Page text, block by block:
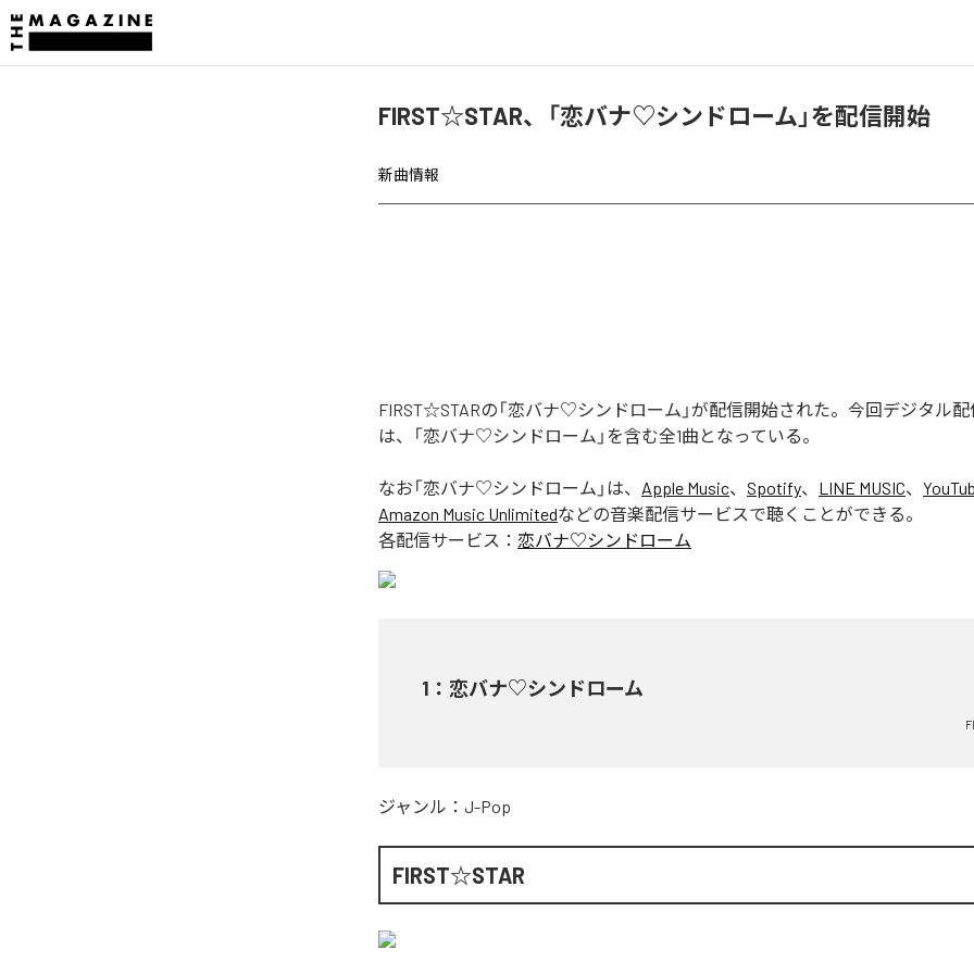
FIRST☆STAR、「恋バナ♡シンドローム」を配信開始
新曲情報
FIRST☆STARの「恋バナ♡シンドローム」が配信開始された。今回デジタル
は、「恋バナ♡シンドローム」を含む全1曲となっている。
なお「恋バナ♡シンドローム 」は、 Apple Music、 Spotify、 LINE MUSIC、
Amazon Music Unlimitedなどの音楽配信サービスで聴くことができる。
各配信サービス： 恋バナ♡シンドローム
1 ： 恋バナ♡シンドローム
ジャンル： J-Pop
FIRST☆STAR